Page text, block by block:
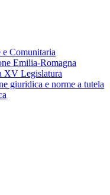
Comunitaria
Emilia-Romagna
XV Legislatura
giuridica e norme a tutela